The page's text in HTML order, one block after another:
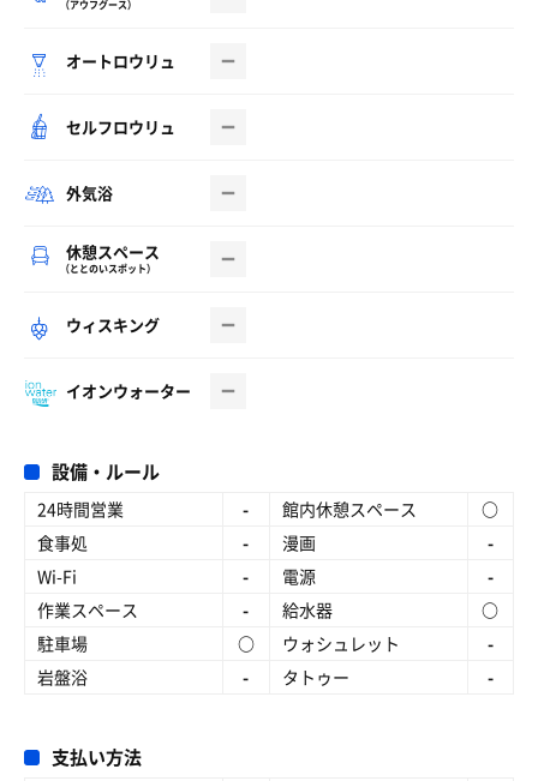
（アウフグース）
オートロウリュ
セルフロウリュ
外気浴
休憩スペース
（ととのいスポット）
ウィスキング
イオンウォーター
設備・ルール
24時間営業 - 館内休憩スペース
○
食事処
- 漫画
-
Wi-Fi
- 電源
-
作業スペース
- 給水器
○
駐車場
○ ウォシュレット
-
岩盤浴
- タトゥー -
支払い方法